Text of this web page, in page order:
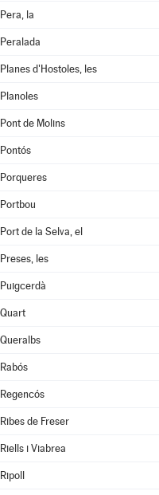
Pera, la
Peralada
Planes d'Hostoles, les
Planoles
Pont de Molins
Pontós
Porqueres
Portbou
Port de la Selva, el
Preses, les
Puigcerdà
Quart
Queralbs
Rabós
Regencós
Ribes de Freser
Riells i Viabrea
Ripoll